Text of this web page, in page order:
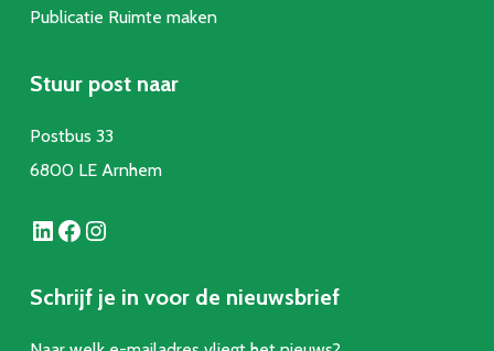
Publicatie Ruimte maken
Stuur post naar
Postbus 33
6800 LE Arnhem
LinkedIn Facebook Instagram
Schrijf je in voor de nieuwsbrief